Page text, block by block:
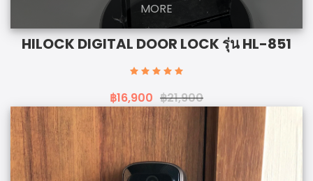
MORE
HILOCK DIGITAL DOOR LOCK รุ่น HL-851
฿16,900 ฿21,900